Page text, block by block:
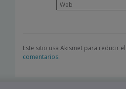
Este sitio usa Akismet para reducir
comentarios.